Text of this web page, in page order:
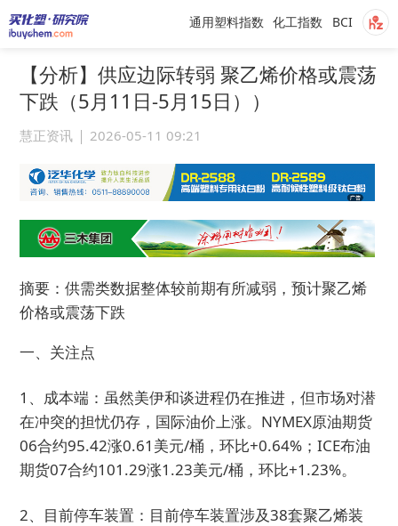
BCI
化工指数
通用塑料指数
【分析】供应边际转弱 聚乙烯价格或震荡
下跌（5月11日-5月15日））
慧正资讯 2026-05-11 09:21
摘要：供需类数据整体较前期有所减弱，预计聚乙烯
价格或震荡下跌
一、关注点
1、成本端：虽然美伊和谈进程仍在推进，但市场对潜
在冲突的担忧仍存，国际油价上涨。NYMEX原油期货
06合约95.42涨0.61美元/桶，环比+0.64%；ICE布油
期货07合约101.29涨1.23美元/桶，环比+1.23%。
2、目前停车装置：目前停车装置涉及38套聚乙烯装